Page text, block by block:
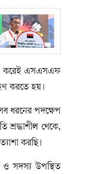
করেই এসএসএফ
করতে হয়।
ধরনের পদক্ষেপ
শ্রদ্ধাশীল থেকে,
করছি।
ও সদস্য উপস্থিত